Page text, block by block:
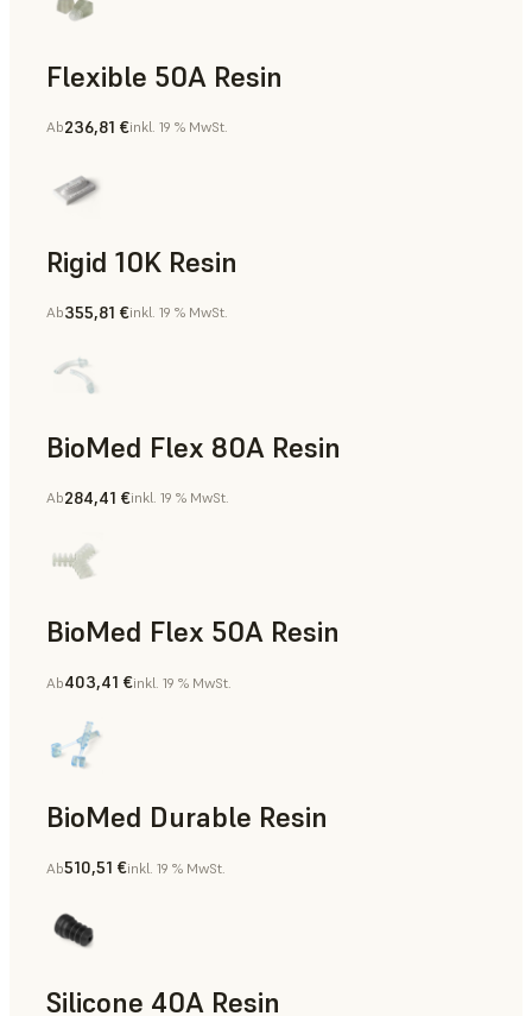
Flexible 50A Resin
Rapid Prototyping
Ab236,81 €inkl. 19 % MwSt.
Rigid 10K Resin
Rapid Tooling, Teile für die Endverwendung, Rapid
Ab355,81 €inkl. 19 % MwSt.
BioMed Flex 80A Resin
Ab284,41 €inkl. 19 % MwSt.
BioMed Flex 50A Resin
Ab403,41 €inkl. 19 % MwSt.
BioMed Durable Resin
Ab510,51 €inkl. 19 % MwSt.
Silicone 40A Resin